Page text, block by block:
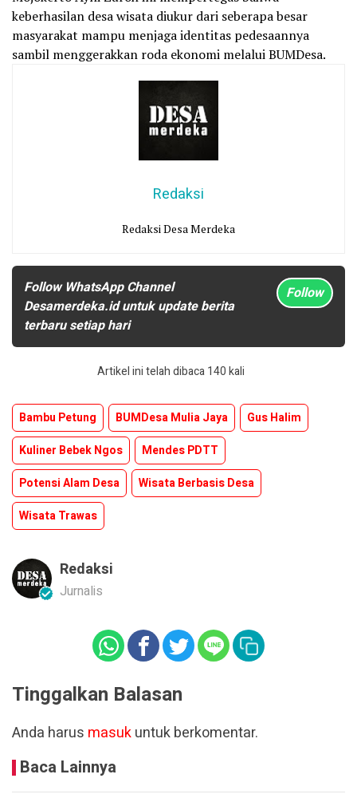
keberhasilan desa wisata diukur dari seberapa besar
masyarakat mampu menjaga identitas pedesaannya
sambil menggerakkan roda ekonomi melalui BUMDesa.
Redaksi
Redaksi Desa Merdeka
Follow WhatsApp Channel
Desamerdeka.id untuk update berita
terbaru setiap hari
Follow
Artikel ini telah dibaca 140 kali
Bambu Petung BUMDesa Mulia Jaya
Gus Halim
Kuliner Bebek Ngos
Mendes PDTT
Potensi Alam Desa
Wisata Berbasis Desa
Wisata Trawas
Redaksi
Jurnalis
Tinggalkan Balasan
Anda harus masukuntuk berkomentar.
Baca Lainnya